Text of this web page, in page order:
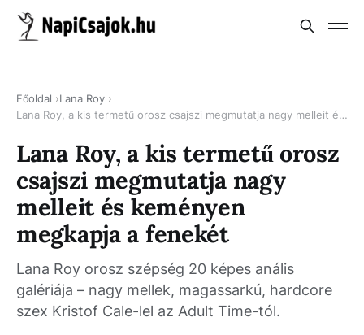
Főoldal
Lana Roy
Lana Roy, a kis termetű orosz csajszi megmutatja nagy melleit és keményen megkapja a fenekét
Lana Roy, a kis termetű orosz
csajszi megmutatja nagy
melleit és keményen
megkapja a fenekét
Lana Roy orosz szépség 20 képes anális
galériája – nagy mellek, magassarkú, hardcore
szex Kristof Cale-lel az Adult Time-tól.